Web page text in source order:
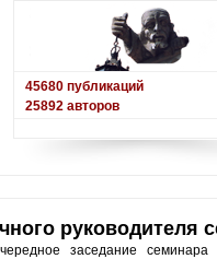
45680 публикаций
25892 авторов
руководителя
заседание семинара